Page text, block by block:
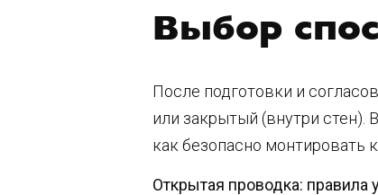
Выбор
После подготовки и
или закрытый (внутри стен).
как безопасно монтировать
Открытая проводка: правила